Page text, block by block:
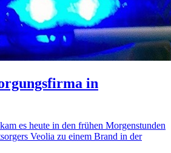
in
es heute in den frühen Morgenstunden
Veolia zu einem Brand in der